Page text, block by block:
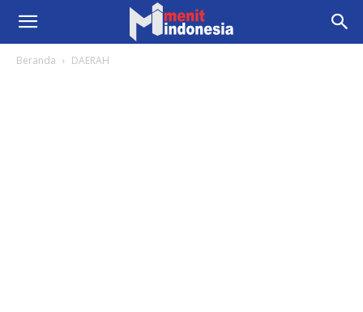
Beranda DAERAH